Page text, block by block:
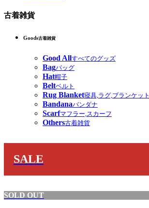
古着雑貨
Goods古着雑貨
Good Allすべてのグッズ
Bagバッグ
Hat帽子
Beltベルト
Rug Blanket寝具,ラグ,ブランケット
Bandanaバンダナ
Scarfマフラー,スカーフ
Others古着雑貨
SALE
SOLD OUT